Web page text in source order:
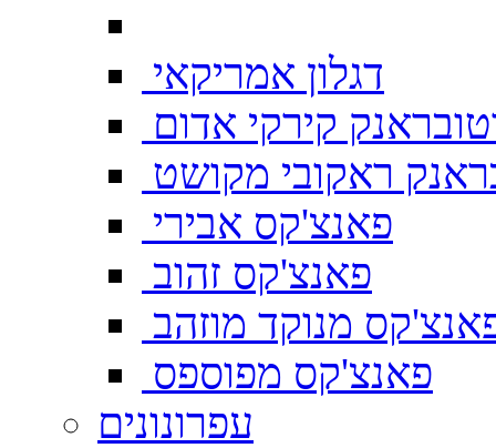
דגלון אמריקאי
קירקי אדום
ראקובי מקושט
פאנצ'קס אבירי
פאנצ'קס זהוב
מנוקד מוזהב
פאנצ'קס מפוספס
עפרונונים